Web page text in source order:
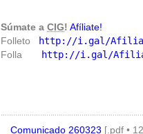
Súmate a CIG! Afíliate!
Folleto
http://i.gal/
Folla http://i.gal/
Comunicado 260323 [. pdf•